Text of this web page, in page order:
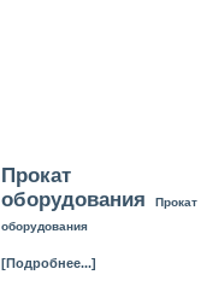
Прокат
оборудования
Прокат
оборудования
[Подробнее...]